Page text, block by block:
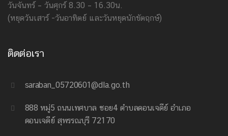
วันจันทร์ – วันศุกร์ 8.30 – 16.30น.
(หยุดวันเสาร์ -วันอาทิตย์ และวันหยุดนักขัตฤกษ์)
ติดต่อเรา
saraban_05720601@dla.go.th
888 หมู่5 ถนนเทศบาล ซอย4 ตำบลดอนเจดีย์ อำเภอ
ดอนเจดีย์ สุพรรณบุรี 72170